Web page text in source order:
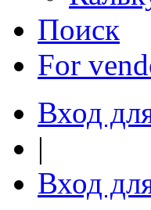
Поиск
For
Вход
|
Вход